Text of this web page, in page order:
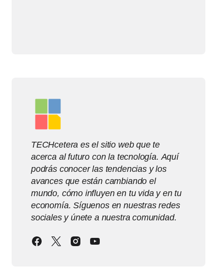
TECHcetera es el sitio web que te
acerca al futuro con la tecnología. Aquí
podrás conocer las tendencias y los
avances que están cambiando el
mundo, cómo influyen en tu vida y en tu
economía. Síguenos en nuestras redes
sociales y únete a nuestra comunidad.